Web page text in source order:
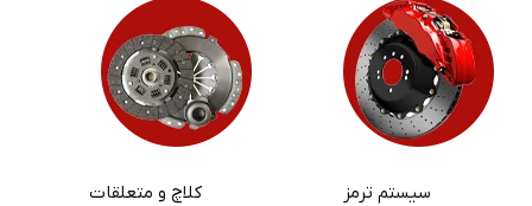
سیستم ترمز کلاچ و متعلقات